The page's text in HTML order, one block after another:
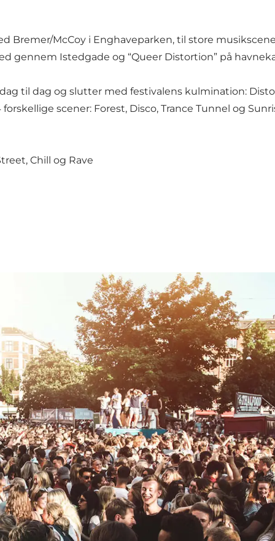
Bremer/McCoy i Enghaveparken, til store
gennem Istedgade og “Queer Distortion” på
til dag og slutter med festivalens kulmination:
scener: Forest, Disco, Trance Tunnel og
Chill og Rave